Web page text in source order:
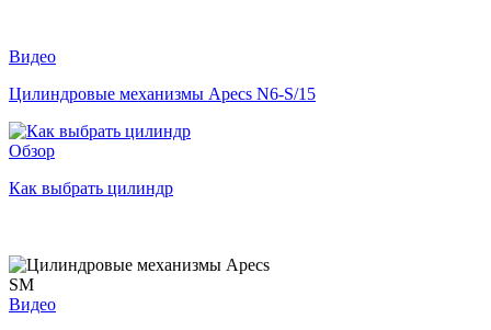
Видео
Цилиндровые механизмы Apecs N6-S/15
Обзор
Как выбрать цилиндр
Видео